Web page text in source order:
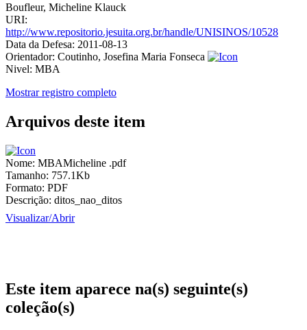
Boufleur, Micheline Klauck
URI:
http://www.repositorio.jesuita.org.br/handle/UNISINOS/10528
Data da Defesa: 2011-08-13
Orientador: Coutinho, Josefina Maria Fonseca
Nivel: MBA
Mostrar registro completo
Arquivos deste item
Nome: MBAMicheline .pdf
Tamanho: 757.1Kb
Formato: PDF
Descrição: ditos_nao_ditos
Visualizar/Abrir
Este item aparece na(s) seguinte(s)
coleção(s)